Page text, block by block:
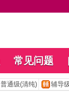
常见问题
普通级(清纯) 辅导